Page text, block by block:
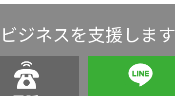
ジネスを支援します